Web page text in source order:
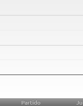
Partido